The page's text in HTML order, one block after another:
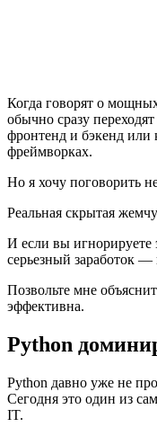
Когда говорят о
обычно сразу
фронтенд и бэкенд или
фреймворках.
Но я хочу поговорить
Реальная скрытая
И если вы игнорируете
серьезный заработок
Позвольте мне
эффективна.
Python
Python давно уже не
Сегодня это один из
IT.